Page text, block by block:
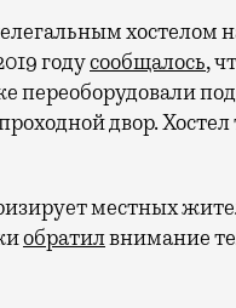
хостелом
годусообщалось,
переоборудовали
двор.
местных
обратилвнимание